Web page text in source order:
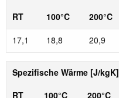
RT
100°C 200°C
17,1
18,8 20,9
Spezifische Wärme [J/kgK]
RT
100°C 200°C